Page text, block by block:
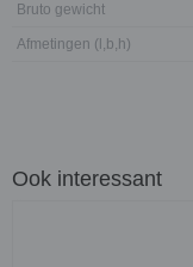
Bruto gewicht
Afmetingen (l,b,h)
Ook interessant